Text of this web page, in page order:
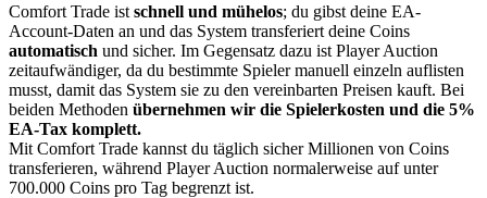
Comfort Trade ist schnell und mühelos; du gibst deine EA-
Account-Daten an und das System transferiert deine Coins
automatisch und sicher. Im Gegensatz dazu ist Player Auction
zeitaufwändiger, da du bestimmte Spieler manuell einzeln auflisten
musst, damit das System sie zu den vereinbarten Preisen kauft. Bei
beiden Methoden übernehmen wir die Spielerkosten und die 5%
EA-Tax komplett.
Mit Comfort Trade kannst du täglich sicher Millionen von Coins
transferieren, während Player Auction normalerweise auf unter
700.000 Coins pro Tag begrenzt ist.